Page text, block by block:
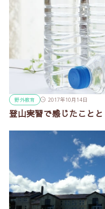
野外教育 2017年10月14日
登山実習で感じたこと